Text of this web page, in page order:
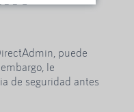
puede
le
de seguridad antes